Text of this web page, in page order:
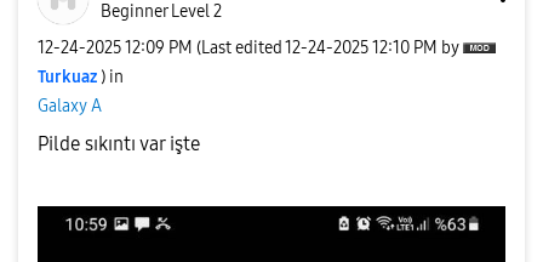
Beginner Level 2
‎12-24-202512:09 PM (Last edited ‎12-24-202512:10 PM by
Turkuaz ) in
Galaxy A
Pilde sıkıntı var işte